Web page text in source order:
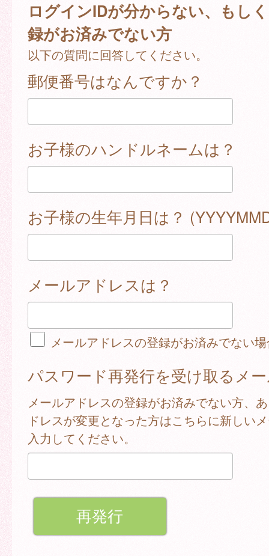
ログインIDが分からない、もし
録がお済みでない方
以下の質問に回答してください。
郵便番号はなんですか？
お子様のハンドルネームは？
お子様の生年月日は？
メールアドレスは？
メールアドレスの登録がお済みでない
パスワード再発行を受け取るメ
メールアドレスの登録がお済みでない方、
ドレスが変更となった方はこちらに新しい
入力してください。